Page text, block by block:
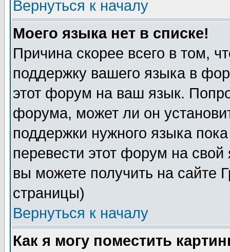
Вернуться к началу
Моего языка нет в списке!
Причина скорее всего в том,
поддержку вашего языка в
этот форум на ваш язык.
форума, может ли он
поддержки нужного языка
перевести этот форум на
вы можете получить на сайте
страницы)
Вернуться к началу
Как я могу поместить